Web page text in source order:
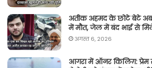
अतीक अहमद के छोटे बेटे
में मौत, जेल में बंद भाई से
अगस्त 6, 2026
आगरा में ऑनर किलिग़: प्रेम